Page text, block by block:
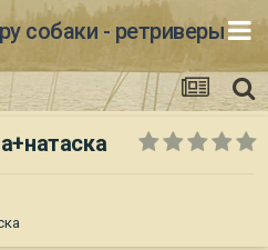
собаки - ретриверы